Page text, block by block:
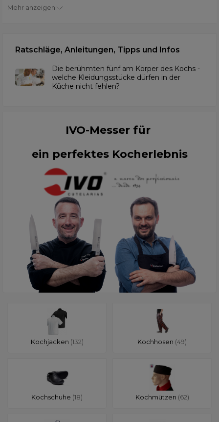
Mehr anzeigen
Ratschläge, Anleitungen, Tipps und Infos
Die berühmten fünf am Körper des Kochs -
welche Kleidungsstücke dürfen in der
Küche nicht fehlen?
IVO-Messer für
ein perfektes Kocherlebnis
Kochjacken (132) Kochhosen (49)
Kochschuhe (18) Kochmützen (62)